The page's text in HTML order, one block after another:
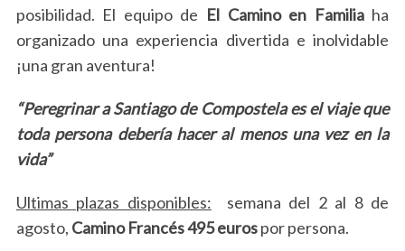
posibilidad. El equipo de El Camino en Familiaha
organizado una experiencia divertida e inolvidable
¡una gran aventura!
“Peregrinar a Santiago de Compostela es el viaje que
toda persona debería hacer al menos una vez en la
vida”
Ultimas plazas disponibles: semana del 2 al 8 de
agosto, Camino Francés 495 eurospor persona.